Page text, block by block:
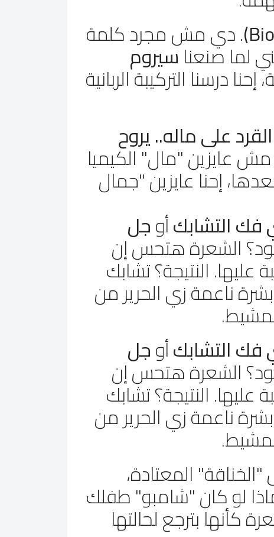
. دي مش مجرد كلمة
لما صنعناسيروم
درسنا التركيبة الربانية
على ماله.. يروح
مش عايزين "مال" الكيميا
إحنا عايزين "جمال
فك التشابكأوجل
الشعرة هتحس إن
النتيجة؟ تشابك
ناعمة زي الحرير من
فك التشابكأوجل
الشعرة هتحس إن
النتيجة؟ تشابك
ناعمة زي الحرير من
المعتادة،
لو كان "شامبو" طفلك
بترجع لحالتها